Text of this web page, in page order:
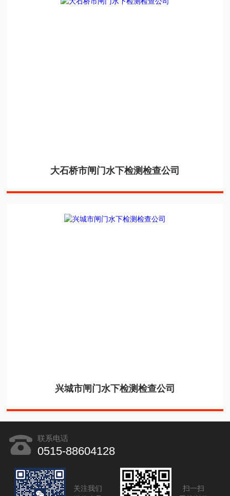
大石桥市闸门水下检测检查公司
兴城市闸门水下检测检查公司
联系电话
0515-88604128
关注我们
扫一扫